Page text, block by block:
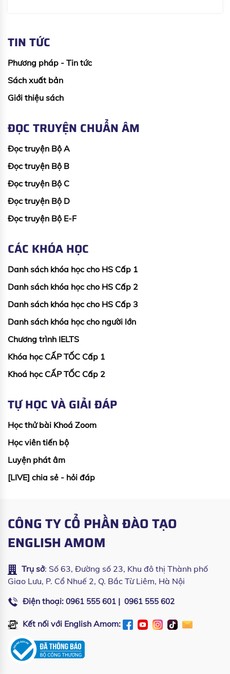
TIN TỨC
Phương pháp - Tin tức
Sách xuất bản
Giới thiệu sách
ĐỌC TRUYỆN CHUẨN ÂM
Đọc truyện Bộ A
Đọc truyện Bộ B
Đọc truyện Bộ C
Đọc truyện Bộ D
Đọc truyện Bộ E-F
CÁC KHÓA HỌC
Danh sách khóa học cho HS Cấp 1
Danh sách khóa học cho HS Cấp 2
Danh sách khóa học cho HS Cấp 3
Danh sách khóa học cho người lớn
Chương trình IELTS
Khóa học CẤP TỐC Cấp 1
Khoá học CẤP TỐC Cấp 2
TỰ HỌC VÀ GIẢI ĐÁP
Học thử bài Khoá Zoom
Học viên tiến bộ
Luyện phát âm
[LIVE] chia sẻ - hỏi đáp
CÔNG TY CỔ PHẦN ĐÀO TẠO
ENGLISH AMOM
Trụ sở: Số 63, Đường số 23, Khu đô thị Thành phố
Giao Lưu, P. Cổ Nhuế 2, Q. Bắc Từ Liêm, Hà Nội
Điện thoại: 0961 555 601 | 0961 555 602
Kết nối với English Amom: